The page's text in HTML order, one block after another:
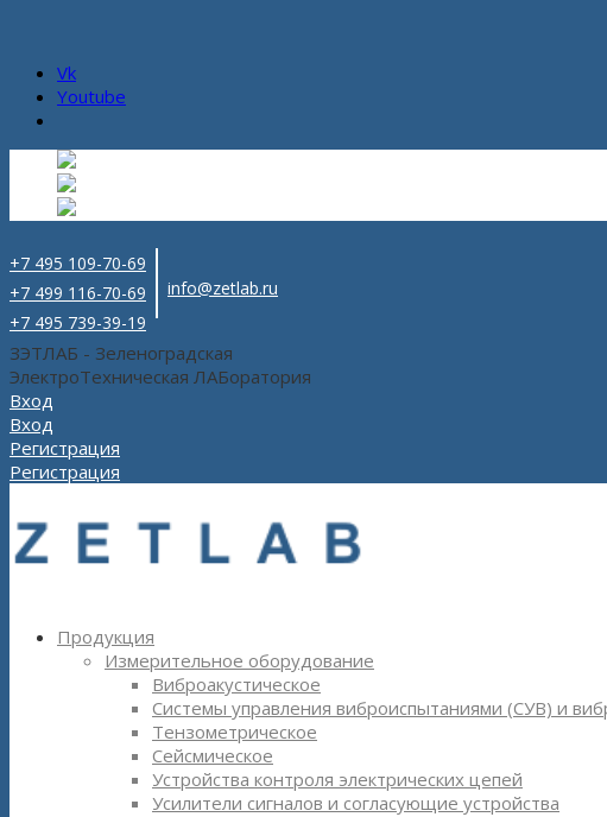
Vk
Youtube
+7 495 109-70-69
+7 499 116-70-69
+7 495 739-39-19
info@zetlab.ru
ЗЭТЛАБ - Зеленоградская
ЭлектроТехническая ЛАБоратория
Вход
Вход
Регистрация
Регистрация
Продукция
Измерительное оборудование
Виброакустическое
Системы управления виброиспытаниями (СУВ) и
Тензометрическое
Сейсмическое
Устройства контроля электрических цепей
Усилители сигналов и согласующие устройства